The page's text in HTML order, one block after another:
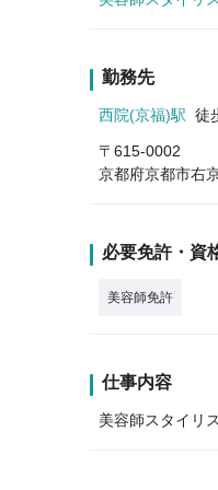
勤務先
西院(京福)駅 徒
〒615-0002
京都府京都市右
必要免許・資
美容師免許
仕事内容
美容師スタイリ